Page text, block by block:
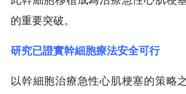
的重要突破。
研究已證實幹細胞療法安全可行
以幹細胞治療急性心肌梗塞的策略